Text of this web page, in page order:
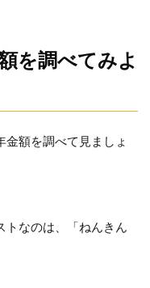
を調べてみよ
額を調べて見ましょ
トなのは、「ねんきん